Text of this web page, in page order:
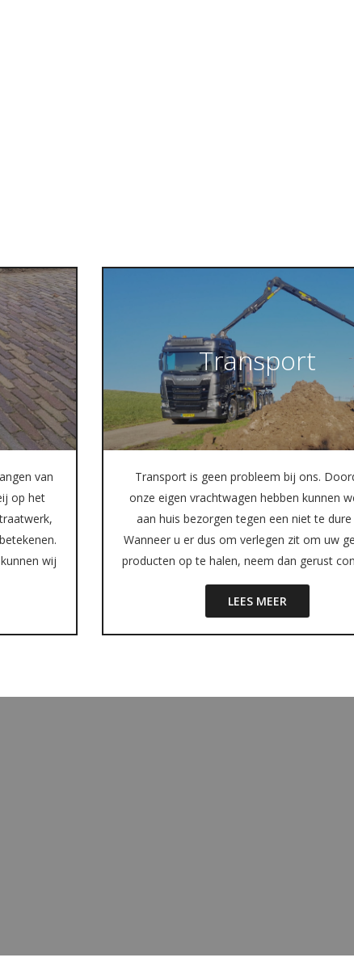
van
op het
wij
Transport
Transport is geen probleem bij ons.
onze eigen vrachtwagen hebben kunnen
aan huis bezorgen tegen een niet te dure
Wanneer u er dus om verlegen zit om uw
producten op te halen, neem dan gerust
LEES MEER